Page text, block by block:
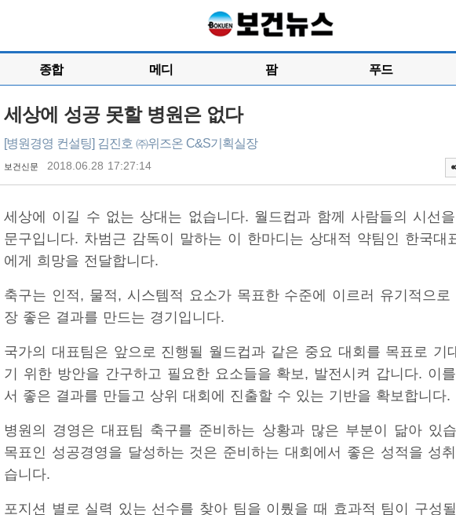
종합 메디 팜 푸드
세상에 성공 못할 병원은 없다
[병원경영 컨설팅] 김진호 ㈜위즈온 C&S기획실장
보건신문 2018.06.28 17:27:14
세상에 이길 수 없는 상대는 없습니다. 월드컵과 함께 사람들의 시선
문구입니다. 차범근 감독이 말하는 이 한마디는 상대적 약팀인 한국대
에게 희망을 전달합니다.
축구는 인적, 물적, 시스템적 요소가 목표한 수준에 이르러 유기적으
장 좋은 결과를 만드는 경기입니다.
국가의 대표팀은 앞으로 진행될 월드컵과 같은 중요 대회를 목표로 기
기 위한 방안을 간구하고 필요한 요소들을 확보, 발전시켜 갑니다. 이
서 좋은 결과를 만들고 상위 대회에 진출할 수 있는 기반을 확보합니다.
병원의 경영은 대표팀 축구를 준비하는 상황과 많은 부분이 닮아 있
목표인 성공경영을 달성하는 것은 준비하는 대회에서 좋은 성적을 성
습니다.
포지션 별로 실력 있는 선수를 찾아 팀을 이뤘을 때 효과적 팀이 구성